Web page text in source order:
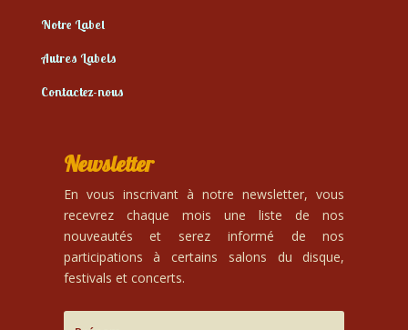
Notre Label
Autres Labels
Contactez-nous
Newsletter
En vous inscrivant à notre newsletter, vous
recevrez chaque mois une liste de nos
nouveautés et serez informé de nos
participations à certains salons du disque,
festivals et concerts.